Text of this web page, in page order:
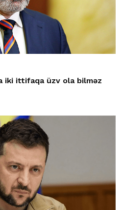
iki ittifaqa üzv ola bilməz